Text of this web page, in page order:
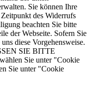
Sie können Ihre
des Widerrufs
beachten Sie bitte
der Webseite. Sofern Sie
diese Vorgehensweise.
SIE BITTE
Sie unter "Cookie
Sie unter "Cookie